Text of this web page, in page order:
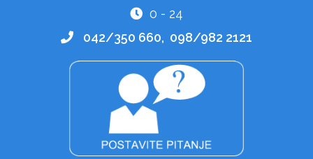
0 - 24
042/350 660, 098/982 2121